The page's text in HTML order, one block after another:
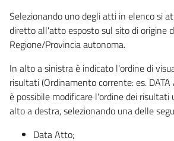
Selezionando uno degli atti in elenco si
diretto all'atto esposto sul sito di origine
Regione/Provincia autonoma.
In alto a sinistra è indicato l'ordine di
risultati (Ordinamento corrente: es. DATA
è possibile modificare l'ordine dei
alto a destra, selezionando una delle
Data Atto;